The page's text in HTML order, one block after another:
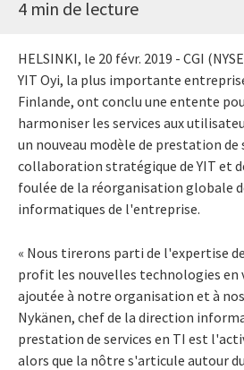
4 min de lecture
HELSINKI, le 20 févr. 2019 - CGI
YIT Oyi, la plus importante
Finlande, ont conclu une entente
harmoniser les services aux
un nouveau modèle de prestation de
collaboration stratégique de YIT et
foulée de la réorganisation globale
informatiques de l'entreprise.
« Nous tirerons parti de l'expertise
profit les nouvelles technologies en
ajoutée à notre organisation et à
Nykänen, chef de la direction
prestation de services en TI est
alors que la nôtre s'articule autour